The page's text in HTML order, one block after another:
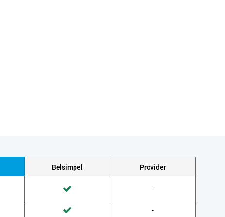
Belsimpel Provider
Wordt gedaan door Belsimpel Wordt niet gedaan door Provider
-
Wordt gedaan door Belsimpel Wordt niet gedaan door Provider
-